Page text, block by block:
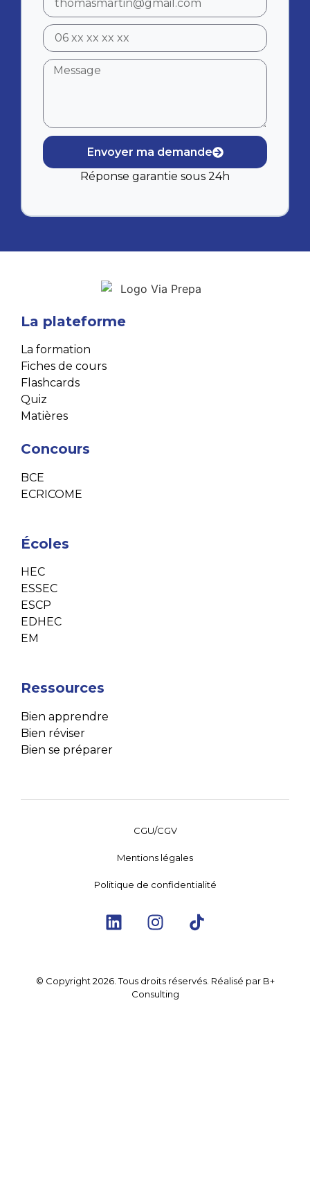
Envoyer ma demande
Réponse garantie sous 24h
La plateforme
La formation
Fiches de cours
Flashcards
Quiz
Matières
Concours
BCE
ECRICOME
Écoles
HEC
ESSEC
ESCP
EDHEC
EM
Ressources
Bien apprendre
Bien réviser
Bien se préparer
CGU/CGV
Mentions légales
Politique de confidentialité
© Copyright 2026. Tous droits réservés. Réalisé par B+
Consulting